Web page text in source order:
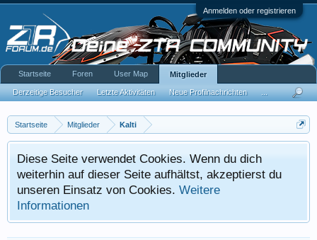
Anmelden oder registrieren
Startseite Mitglieder Kalti
Diese Seite verwendet Cookies. Wenn du dich
weiterhin auf dieser Seite aufhältst, akzeptierst du
unseren Einsatz von Cookies. Weitere
Informationen
Startseite Foren User Map Mitglieder
Derzeitige Besucher Letzte Aktivitäten Neue Profilnachrichten